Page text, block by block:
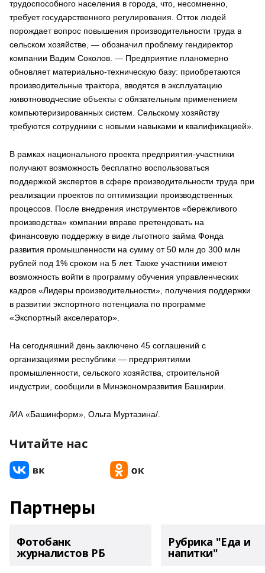
трудоспособного населения в города, что, несомненно,
требует государственного регулирования. Отток людей
порождает вопрос повышения производительности труда в
сельском хозяйстве, — обозначил проблему гендиректор
компании Вадим Соколов. — Предприятие планомерно
обновляет материально-техническую базу: приобретаются
производительные трактора, вводятся в эксплуатацию
животноводческие объекты с обязательным применением
компьютеризированных систем. Сельскому хозяйству
требуются сотрудники с новыми навыками и квалификацией».
В рамках национального проекта предприятия-участники
получают возможность бесплатно воспользоваться
поддержкой экспертов в сфере производительности труда при
реализации проектов по оптимизации производственных
процессов. После внедрения инструментов «бережливого
производства» компании вправе претендовать на
финансовую поддержку в виде льготного займа Фонда
развития промышленности на сумму от 50 млн до 300 млн
рублей под 1% сроком на 5 лет. Также участники имеют
возможность войти в программу обучения управленческих
кадров «Лидеры производительности», получения поддержки
в развитии экспортного потенциала по программе
«Экспортный акселератор».
На сегодняшний день заключено 45 соглашений с
организациями республики — предприятиями
промышленности, сельского хозяйства, строительной
индустрии, сообщили в Минэкономразвития Башкирии.
/ИА «Башинформ», Ольга Муртазина/.
Читайте нас
Партнеры
Фотобанк
журналистов РБ
Рубрика "Еда и
напитки"